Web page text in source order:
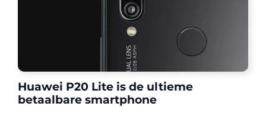
Huawei P20 Lite is de ultieme
betaalbare smartphone